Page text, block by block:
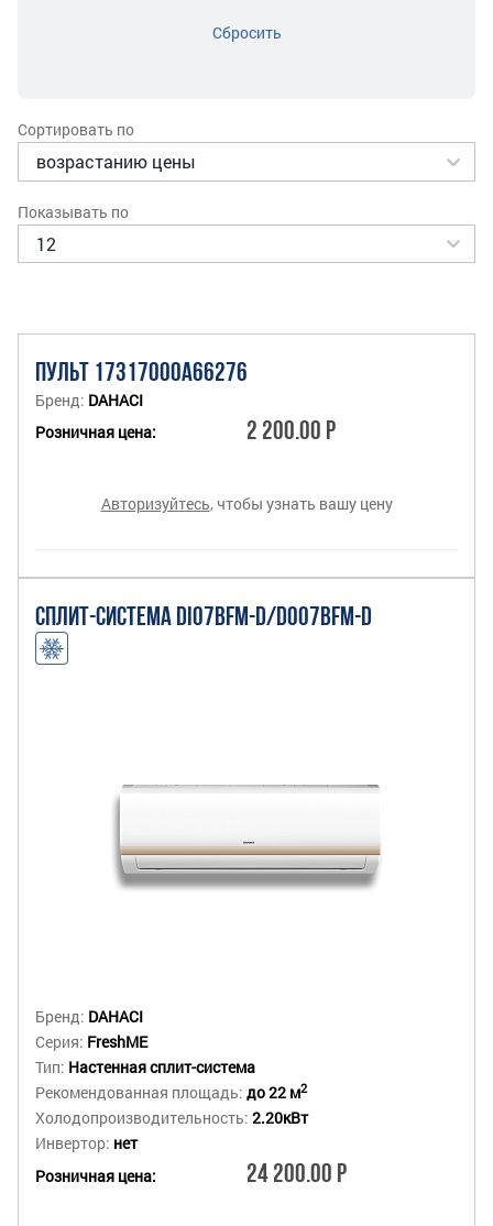
Сбросить
Сортировать по
Показывать по
ПУЛЬТ 17317000A66276
Бренд: DAHACI
Розничная цена:
2 200.00 Р
Авторизуйтесь, чтобы узнать вашу цену
СПЛИТ-СИСТЕМА DI07BFM-D/DO07BFM-D
Бренд: DAHACI
Серия: FreshME
Тип: Настенная сплит-система
Рекомендованная площадь: до 22 м2
Холодопроизводительность: 2.20кВт
Инвертор: нет
Розничная цена:
24 200.00 Р